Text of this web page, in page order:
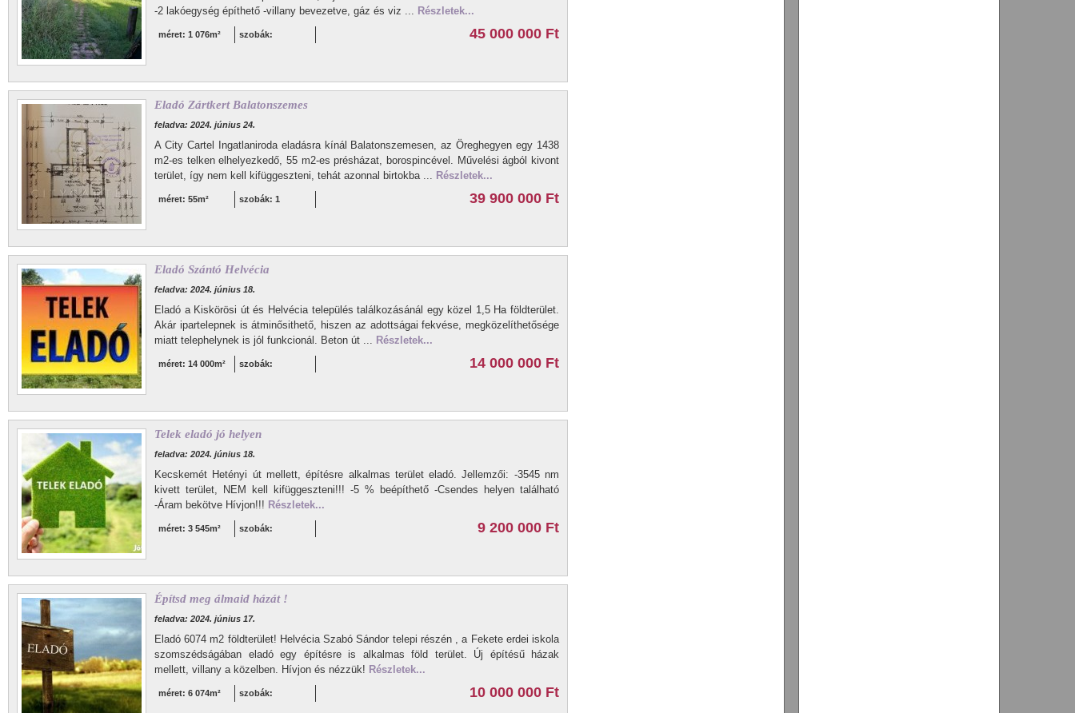
-2 lakóegység építhető -villany bevezetve, gáz és viz ... Részletek...
méret: 1 076m² szobák: 45 000 000 Ft
Eladó Zártkert Balatonszemes
feladva: 2024. június 24.
A City Cartel Ingatlaniroda eladásra kínál Balatonszemesen, az Öreghegyen egy 1438
m2-es telken elhelyezkedő, 55 m2-es présházat, borospincével. Művelési ágból kivont
terület, így nem kell kifüggeszteni, tehát azonnal birtokba ... Részletek...
méret: 55m² szobák: 1 39 900 000 Ft
Eladó Szántó Helvécia
feladva: 2024. június 18.
Eladó a Kiskörösi út és Helvécia település találkozásánál egy közel 1,5 Ha földterület.
Akár ipartelepnek is átminősithető, hiszen az adottságai fekvése, megközelíthetősége
miatt telephelynek is jól funkcionál. Beton út ... Részletek...
méret: 14 000m² szobák: 14 000 000 Ft
Telek eladó jó helyen
feladva: 2024. június 18.
Kecskemét Hetényi út mellett, építésre alkalmas terület eladó. Jellemzői: -3545 nm
kivett terület, NEM kell kifüggeszteni!!! -5 % beépíthető -Csendes helyen található
-Áram bekötve Hívjon!!! Részletek...
méret: 3 545m² szobák: 9 200 000 Ft
Építsd meg álmaid házát !
feladva: 2024. június 17.
Eladó 6074 m2 földterület! Helvécia Szabó Sándor telepi részén , a Fekete erdei iskola
szomszédságában eladó egy építésre is alkalmas föld terület. Új építésű házak
mellett, villany a közelben. Hívjon és nézzük! Részletek...
méret: 6 074m² szobák: 10 000 000 Ft